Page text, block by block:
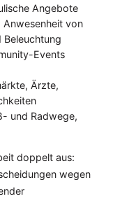
Angebote
Anwesenheit von
Beleuchtung
Events
Ärzte,
und Radwege,
doppelt aus:
wegen